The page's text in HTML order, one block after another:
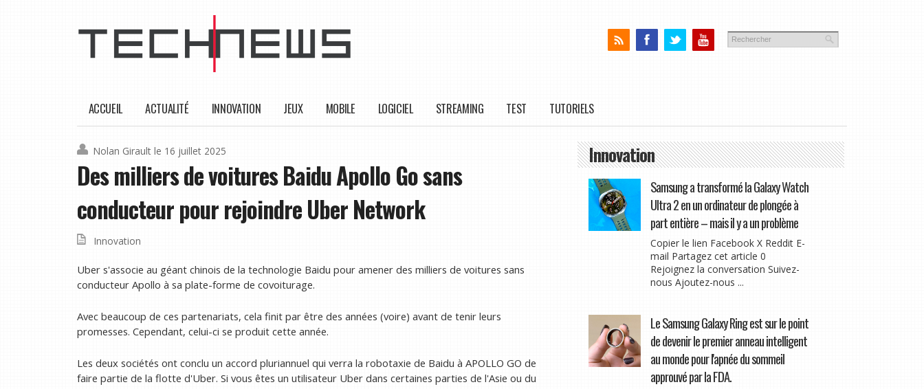
ACCUEIL ACTUALITÉ INNOVATION JEUX MOBILE LOGICIEL STREAMING TEST TUTORIELS
Nolan Girault le 16 juillet 2025
Des milliers de voitures Baidu Apollo Go sans
conducteur pour rejoindre Uber Network
Innovation
Uber s'associe au géant chinois de la technologie Baidu pour amener des milliers de voitures sans
conducteur Apollo à sa plate-forme de covoiturage.
Avec beaucoup de ces partenariats, cela finit par être des années (voire) avant de tenir leurs
promesses. Cependant, celui-ci se produit cette année.
Les deux sociétés ont conclu un accord pluriannuel qui verra la robotaxie de Baidu à APOLLO GO de
faire partie de la flotte d'Uber. Si vous êtes un utilisateur Uber dans certaines parties de l'Asie ou du
Innovation
Samsung a transformé la Galaxy Watch
Ultra 2 en un ordinateur de plongée à
part entière – mais il y a un problème
Copier le lien Facebook X Reddit E-
mail Partagez cet article 0
Rejoignez la conversation Suivez-
nous Ajoutez-nous ...
Le Samsung Galaxy Ring est sur le point
de devenir le premier anneau intelligent
au monde pour l'apnée du sommeil
approuvé par la FDA.